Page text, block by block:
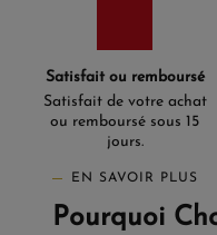
Satisfait ou remboursé
Satisfait de votre achat
ou remboursé sous 15
jours.
EN SAVOIR PLUS
Pourquoi